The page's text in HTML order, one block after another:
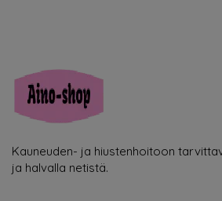
Kauneuden- ja hiustenhoitoon
ja halvalla netistä.